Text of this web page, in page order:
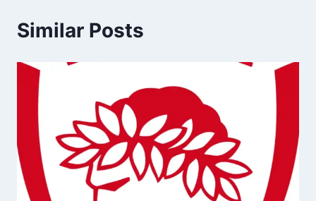
Similar Posts